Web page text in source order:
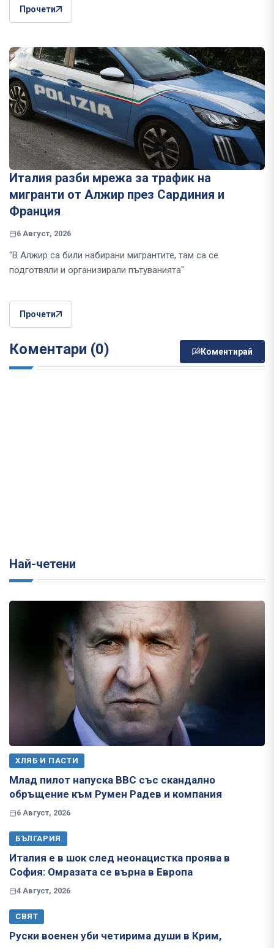
Прочети
Италия разби мрежа за трафик на
мигранти от Алжир през Сардиния и
Франция
6 Август, 2026
"В Алжир са били набирани мигрантите, там са се
подготвяли и организирали пътуванията"
Прочети
Коментари (0) Коментирай
Най-четени
ХЛЯБ И ПАСТИ
Млад пилот напуска ВВС със скандално
обръщение към Румен Радев и компания
6 Август, 2026
БЪЛГАРИЯ
Италия е в шок след неонацистка проява в
София: Омразата се върна в Европа
4 Август, 2026
СВЯТ
Руски военен уби четирима души в Крим,